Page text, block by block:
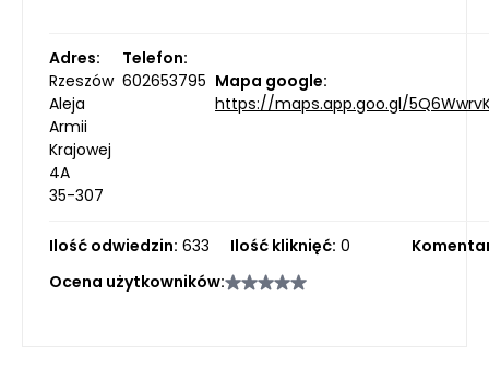
Adres:
Rzeszów
Aleja
Armii
Krajowej
4A
35-307
Telefon:
602653795 Mapa google:
https://maps.app.goo.gl/
Ilość odwiedzin: 633 Ilość kliknięć: 0
Ocena użytkowników: